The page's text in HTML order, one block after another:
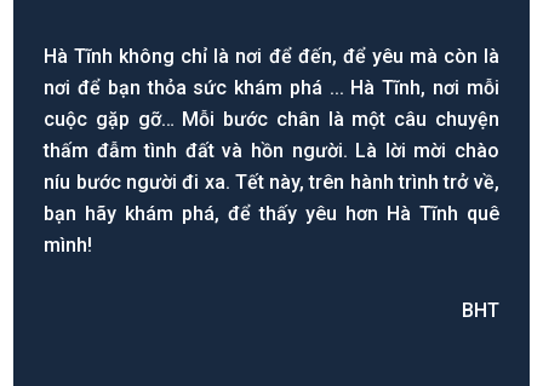
Hà Tĩnh không chỉ là nơi để đến, để yêu mà còn là
nơi để bạn thỏa sức khám phá ... Hà Tĩnh, nơi mỗi
cuộc gặp gỡ… Mỗi bước chân là một câu chuyện
thấm đẫm tình đất và hồn người. Là lời mời chào
níu bước người đi xa. Tết này, trên hành trình trở về,
bạn hãy khám phá, để thấy yêu hơn Hà Tĩnh quê
mình!
BHT